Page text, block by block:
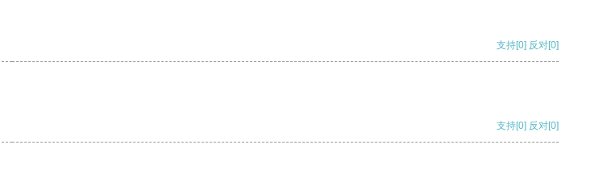
支持[0] 反对[0]
支持[0] 反对[0]